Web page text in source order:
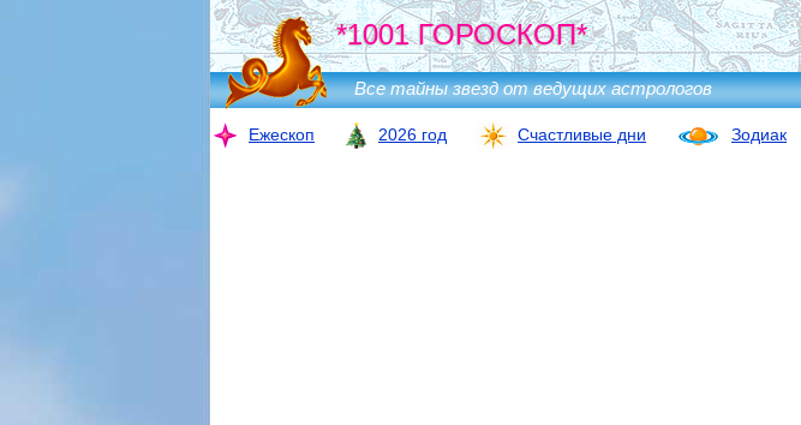
*1001 ГОРОСКОП*
Все тайны звезд от ведущих астрологов
Ежескоп 2026 год Счастливые дни Зодиак